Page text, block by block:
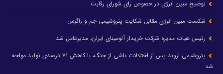
توضیح مبین انرژی در خصوص رای شورای رقابت
شکست مبین انرژی مقابل شکایت پتروشیمی جم و زاگرس
رئیس هیات مدیره شرکت خریدار آلومینای ایران، مدیرعامل شد
پتروشیمی اروند پس از اختلالات ناشی از جنگ، با کاهش ۷۱ درصدی تولید مواجه
شد